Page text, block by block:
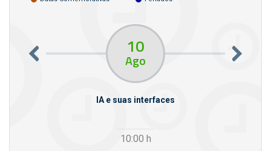
10
Ago
IA e suas interfaces
10:00 h